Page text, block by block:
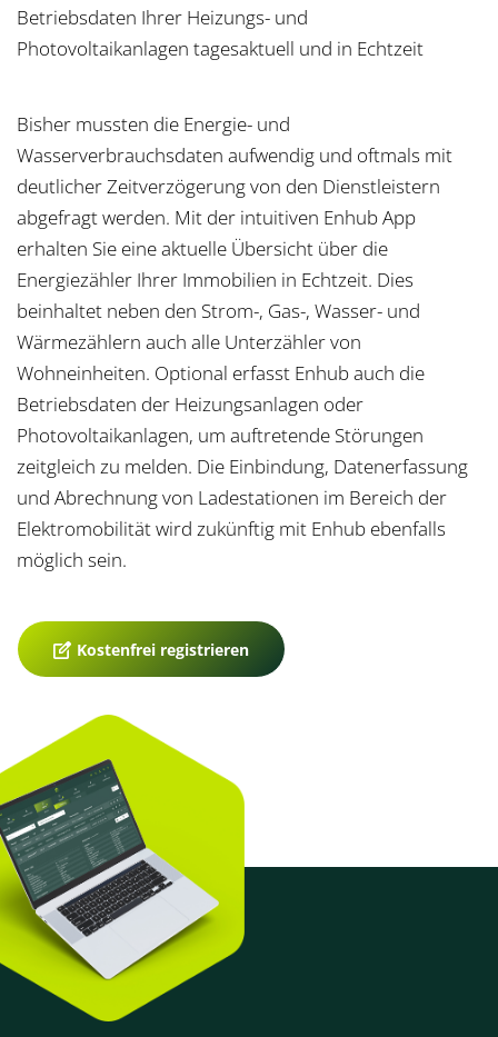
Betriebsdaten Ihrer Heizungs- und
Photovoltaikanlagen tagesaktuell und in Echtzeit
Bisher mussten die Energie- und
Wasserverbrauchsdaten aufwendig und oftmals mit
deutlicher Zeitverzögerung von den Dienstleistern
abgefragt werden. Mit der intuitiven Enhub App
erhalten Sie eine aktuelle Übersicht über die
Energiezähler Ihrer Immobilien in Echtzeit. Dies
beinhaltet neben den Strom-, Gas-, Wasser- und
Wärmezählern auch alle Unterzähler von
Wohneinheiten. Optional erfasst Enhub auch die
Betriebsdaten der Heizungsanlagen oder
Photovoltaikanlagen, um auftretende Störungen
zeitgleich zu melden. Die Einbindung, Datenerfassung
und Abrechnung von Ladestationen im Bereich der
Elektromobilität wird zukünftig mit Enhub ebenfalls
möglich sein.
Kostenfrei registrieren